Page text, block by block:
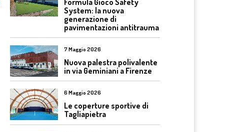
Formula Gioco Safety
System: la nuova
generazione di
pavimentazioni antitrauma
7 Maggio 2026
Nuova palestra polivalente
in via Geminiani a Firenze
6 Maggio 2026
Le coperture sportive di
Tagliapietra